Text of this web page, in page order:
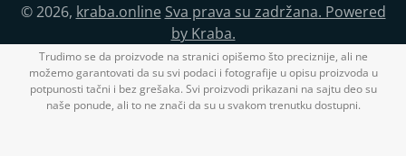
© 2026, kraba.online Sva prava su zadržana. Powered
by Kraba.
Trudimo se da proizvode na stranici opišemo što preciznije, ali ne
možemo garantovati da su svi podaci i fotografije u opisu proizvoda u
potpunosti tačni i bez grešaka. Svi proizvodi prikazani na sajtu deo su
naše ponude, ali to ne znači da su u svakom trenutku dostupni.